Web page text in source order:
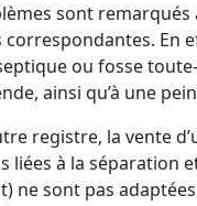
sont remarqués
correspondantes. En
ou fosse
ainsi qu’à une
registre, la vente
liées à la séparation
ne sont pas